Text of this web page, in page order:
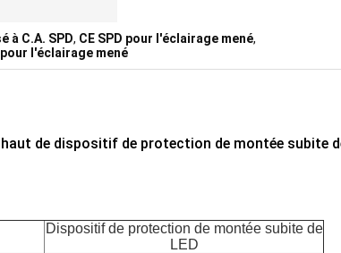
à C.A. SPD, CE SPD pour l'éclairage mené,
l'éclairage mené
de dispositif de protection de montée subite
Dispositif de protection de montée subite de
LED